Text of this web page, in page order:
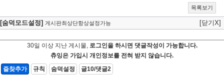
목록보기
[숨덕모드설정] 게시판최상단항상설정가능 [닫기X]
30일 이상 지난 게시물, 로그인을 하시면 댓글작성이 가능합니다.
츄잉은 가입시 개인정보를 전혀 받지 않습니다.
즐찾추가
규칙 숨덕설정 글10/댓글2